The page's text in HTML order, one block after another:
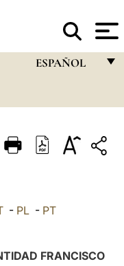
ESPAÑOL
ITALIANO
POLSKI
- PL - PT
FRANCISCO